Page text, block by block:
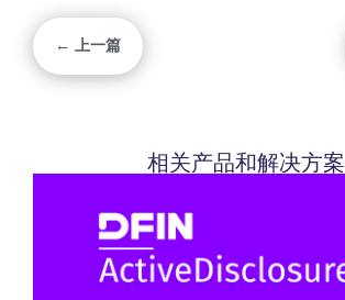
← 上一篇
相关产品和解决方案